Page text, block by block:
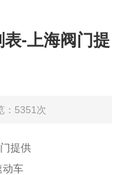
-上海阀门提
：5351次
提供
车